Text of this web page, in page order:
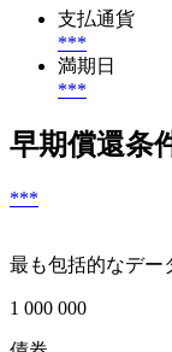
支払通貨
***
満期日
***
早期償還条
***
最も包括的なデー
1 000 000